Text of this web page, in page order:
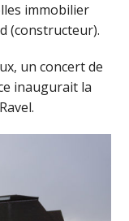
immobilier
(constructeur).
un concert de
inaugurait la